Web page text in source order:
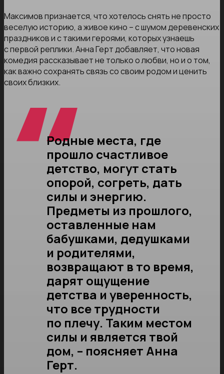
Максимов признается, что хотелось снять не просто
веселую историю, а живое кино – с шумом деревенских
праздников и с такими героями, которых узнаешь
с первой реплики. Анна Герт добавляет, что новая
комедия рассказывает не только о любви, но и о том,
как важно сохранять связь со своим родом и ценить
своих близких.
Родные места, где
прошло счастливое
детство, могут стать
опорой, согреть, дать
силы и энергию.
Предметы из прошлого,
оставленные нам
бабушками, дедушками
и родителями,
возвращают в то время,
дарят ощущение
детства и уверенность,
что все трудности
по плечу. Таким местом
силы и является твой
дом, – поясняет Анна
Герт.